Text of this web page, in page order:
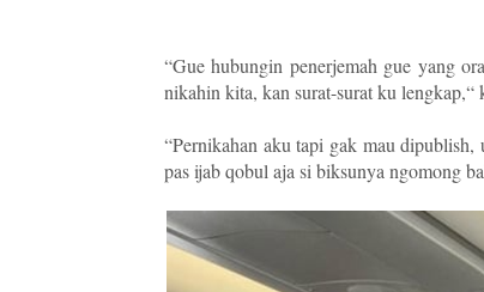
“Gue hubungin penerjemah gue yang
nikahin kita, kan surat-surat ku
“Pernikahan aku tapi gak mau
pas ijab qobul aja si biksunya ngomong